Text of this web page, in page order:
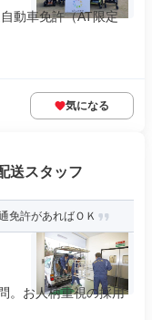
動車免許（AT限定
気になる
送スタッフ
免許があればＯＫ
。お人柄重視の採用